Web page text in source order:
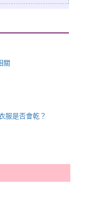
關
服是否會乾？